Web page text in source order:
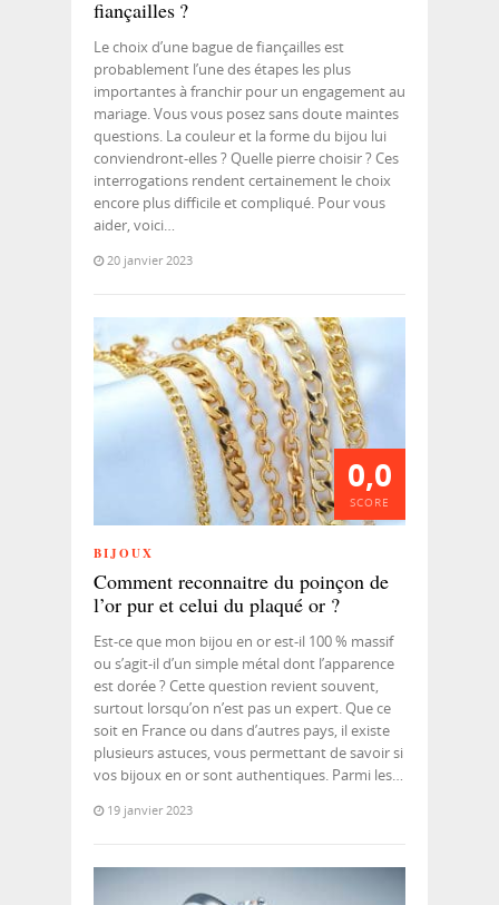
fiançailles ?
Le choix d’une bague de fiançailles est
probablement l’une des étapes les plus
importantes à franchir pour un engagement au
mariage. Vous vous posez sans doute maintes
questions. La couleur et la forme du bijou lui
conviendront-elles ? Quelle pierre choisir ? Ces
interrogations rendent certainement le choix
encore plus difficile et compliqué. Pour vous
aider, voici…
20 janvier 2023
0,0
SCORE
BIJOUX
Comment reconnaitre du poinçon de
l’or pur et celui du plaqué or ?
Est-ce que mon bijou en or est-il 100 % massif
ou s’agit-il d’un simple métal dont l’apparence
est dorée ? Cette question revient souvent,
surtout lorsqu’on n’est pas un expert. Que ce
soit en France ou dans d’autres pays, il existe
plusieurs astuces, vous permettant de savoir si
vos bijoux en or sont authentiques. Parmi les…
19 janvier 2023